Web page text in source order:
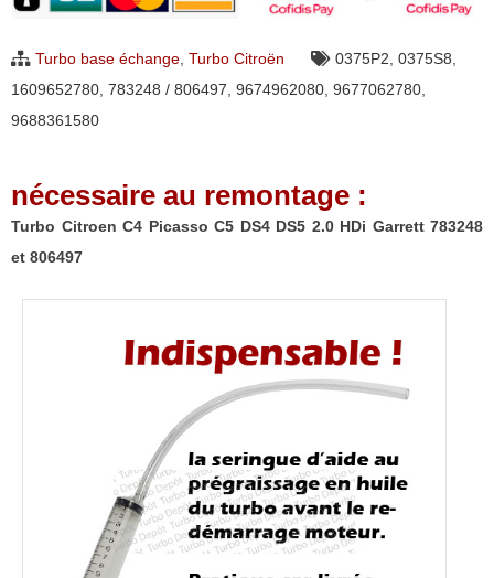
C4
C5
HDi
Garrett
783248
Turbo base échange, Turbo Citroën 0375P2, 0375S8,
1609652780, 783248 / 806497, 9674962080, 9677062780,
9688361580
nécessaire au remontage :
Turbo Citroen C4 Picasso C5 DS4 DS5 2.0 HDi Garrett 783248
et 806497